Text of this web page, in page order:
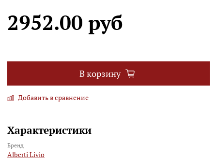
2952.00 руб
В корзину
Добавить в сравнение
Характеристики
Бренд
Alberti Livio